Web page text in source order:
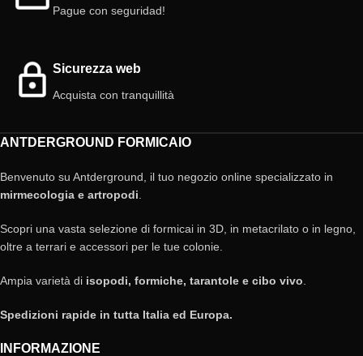
Pague con seguridad!
Sicurezza web
Acquista con tranquillità
ANTDERGROUND FORMICAIO
Benvenuto su Antderground, il tuo negozio online specializzato in
mirmecologia e artropodi
Scopri una vasta selezione di formicai in 3D, in metacrilato o in legno,
oltre a terrari e accessori per le tue colonie.
Ampia varietà di isopodi, formiche, tarantole e cibo vivo
Spedizioni rapide in tutta Italia ed Europa.
INFORMAZIONE